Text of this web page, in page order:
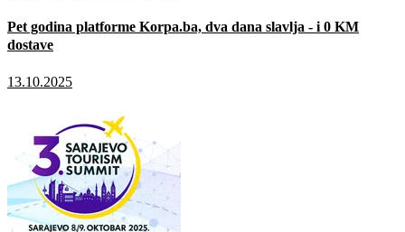
Pet godina platforme Korpa.ba, dva dana slavlja - i 0 KM
dostave
13.10.2025